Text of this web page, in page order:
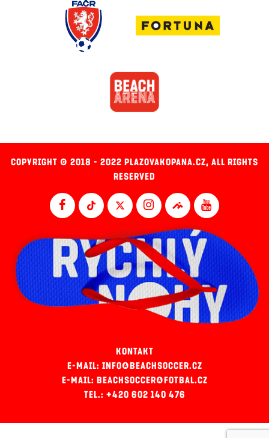
COPYRIGHT © 2018 - 2022 PLAZOVAKOPANA.CZ, ALL RIGHTS
RESERVED
KONTAKT
E-MAIL: INFO@BEACHSOCCER.CZ
E-MAIL: BEACHSOCCER@FOTBAL.CZ
TEL.: +420 602 140 476